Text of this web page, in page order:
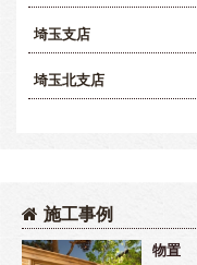
埼玉支店
埼玉北支店
施工事例
物置